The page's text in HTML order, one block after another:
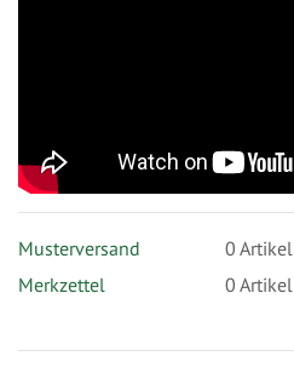
Musterversand 0 Artikel
Merkzettel
0 Artikel